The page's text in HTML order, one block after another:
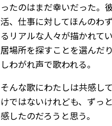
ったのはまだ幸いだった。
活、仕事に対してほんのわ
るリアルな人々が描かれて
居場所を探すことを選んだ
しわがれ声で歌われる。
そんな歌にわたしは共感し
けではないけれども、ずっ
感したのだろうと思う。